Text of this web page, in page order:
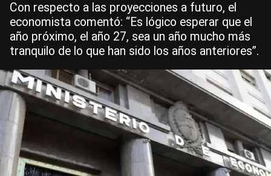
Con respecto a las proyecciones a futuro, el
economista comentó: “Es lógico esperar que el
año próximo, el año 27, sea un año mucho más
tranquilo de lo que han sido los años anteriores”.